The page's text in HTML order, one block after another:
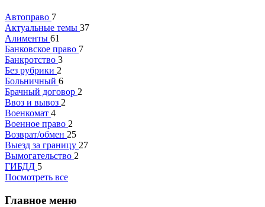
Автоправо 7
Актуальные темы 37
Алименты 61
Банковское право 7
Банкротство 3
Без рубрики 2
Больничный 6
Брачный договор 2
Ввоз и вывоз 2
Военкомат 4
Военное право 2
Возврат/обмен 25
Выезд за границу 27
Вымогательство 2
ГИБДД 5
Посмотреть все
Главное меню